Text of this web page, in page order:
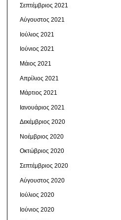
Σεπτέμβριος 2021
Αύγουστος 2021
Ιούλιος 2021
Ιούνιος 2021
Μάιος 2021
Απρίλιος 2021
Μάρτιος 2021
Ιανουάριος 2021
Δεκέμβριος 2020
Νοέμβριος 2020
Οκτώβριος 2020
Σεπτέμβριος 2020
Αύγουστος 2020
Ιούλιος 2020
Ιούνιος 2020